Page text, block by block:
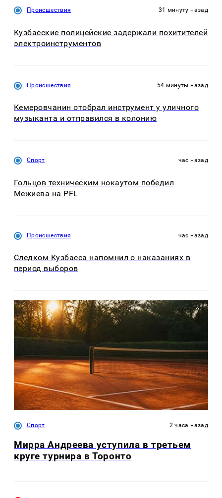
Происшествия 31 минуту назад
Кузбасские полицейские задержали похитителей
электроинструментов
Происшествия 54 минуты назад
Кемеровчанин отобрал инструмент у уличного
музыканта и отправился в колонию
Спорт час назад
Гольцов техническим нокаутом победил
Межиева на PFL
Происшествия час назад
Следком Кузбасса напомнил о наказаниях в
период выборов
Спорт 2 часа назад
Мирра Андреева уступила в третьем
круге турнира в Торонто